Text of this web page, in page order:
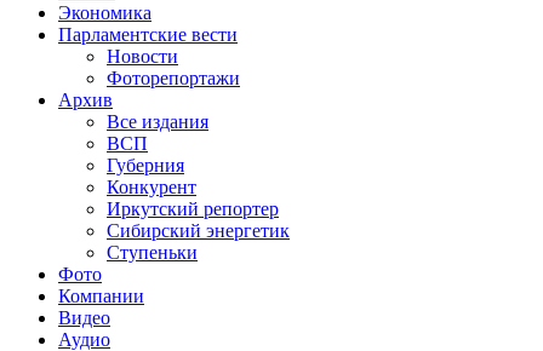
Экономика
Парламентские вести
Новости
Фоторепортажи
Архив
Все издания
ВСП
Губерния
Конкурент
Иркутский репортер
Сибирский энергетик
Ступеньки
Фото
Компании
Видео
Аудио